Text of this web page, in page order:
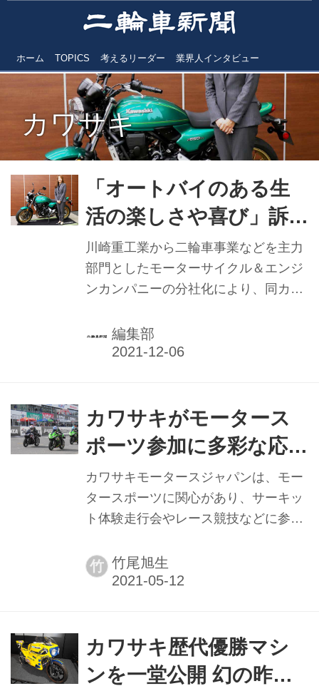
ホーム TOPICS 考えるリーダー 業界人インタビュー
カワサキ
「オートバイのある生
活の楽しさや喜び」訴求
カワサキモータースジ
ャパン代表取締役社長
桐野英子氏インタビュー
川崎重工業から二輪車事業などを主力
部門としたモーターサイクル＆エンジ
ンカンパニーの分社化により、同カン
ワサキモータース（本社兵庫県明石
市、伊藤浩社長）が創立され、10月1
ャパン（KMJ／本社・明石市、桐野英
子社長）では、カワサキモータースの
独立を契機とした事業の持続的成長
を、親会社と同様に一層推進するべ
く、新たな経営トップのもと、顧客に
密着した製品・サービスの提供とブラ
み励んでいく。
編集部
カワサキがモータース
ポーツ参加に多彩な応援
策 サーキット初心者か
らトップレーサーまで
広く対象
カワサキモータースジャパンは、モー
タースポーツに関心があり、サーキッ
ト体験走行会やレース競技などに参加
向けたサポート企画「Kawasaki Team
Green Program」（カワサキチームグ
竹 竹尾旭生
カワサキ歴代優勝マシ
ンを一堂公開 幻の昨年8